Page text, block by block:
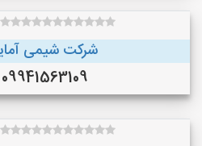
شرکت شیمی
09941563109 (تهران)